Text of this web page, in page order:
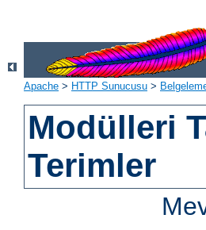
Apache > HTTP Sunucusu >
Modülleri
Terimler